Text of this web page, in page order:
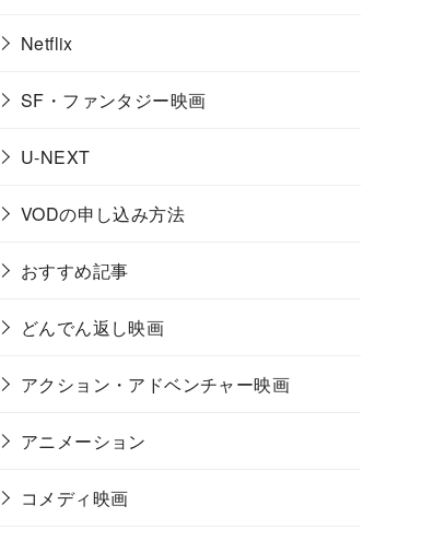
Netflix
SF・ファンタジー映画
U-NEXT
VODの申し込み方法
おすすめ記事
どんでん返し映画
アクション・アドベンチャー映画
アニメーション
コメディ映画